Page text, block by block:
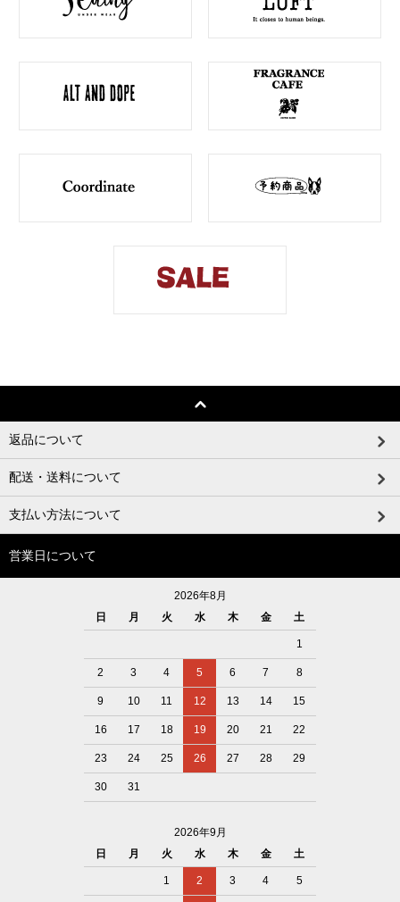
返品について
配送・送料について
支払い方法について
営業日について
2026年8月
日
月 火 水 木 金 土
1
2 3 4 5 6 7 8
9 10 11 12 13 14 15
16 17 18 19 20 21 22
23 24 25 26 27 28 29
30 31
2026年9月
日
月 火 水 木 金 土
1 2 3 4 5